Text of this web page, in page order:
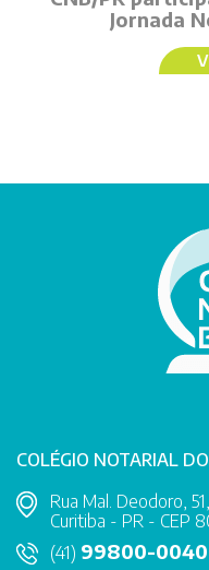
Jornada
COLÉGIO NOTARIAL
Rua Mal. Deodoro,
Curitiba - PR - CEP
(41) 99800-0040